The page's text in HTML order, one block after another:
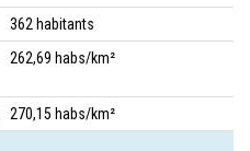
362 habitants
262,69 habs/km²
270,15 habs/km²